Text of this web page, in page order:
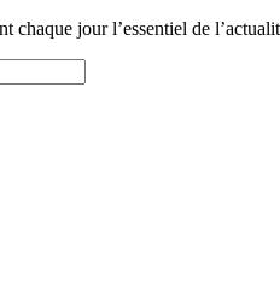
chaque jour l’essentiel de